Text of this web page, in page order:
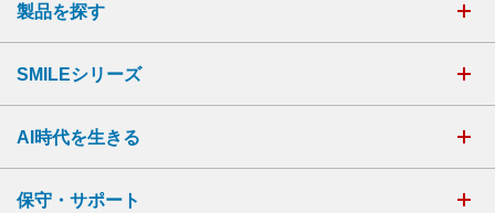
製品を探す
SMILEシリーズ
AI時代を生きる
保守・サポート